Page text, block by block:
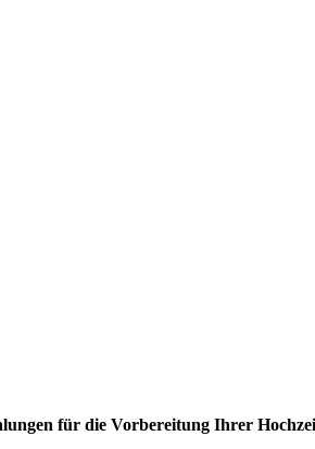
für die Vorbereitung Ihrer